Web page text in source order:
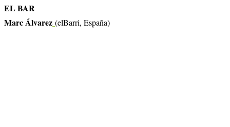
EL BAR
Marc Álvarez (elBarri, España)